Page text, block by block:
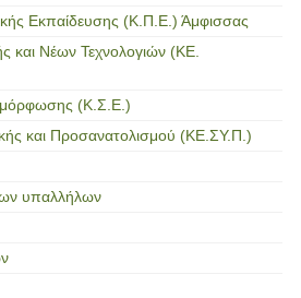
Εκπαίδευσης (Κ.Π.Ε.) Άμφισσας
και Νέων Τεχνολογιών (ΚΕ.
(Κ.Σ.Ε.)
και Προσανατολισμού (ΚΕ.ΣΥ.Π.)
υπαλλήλων